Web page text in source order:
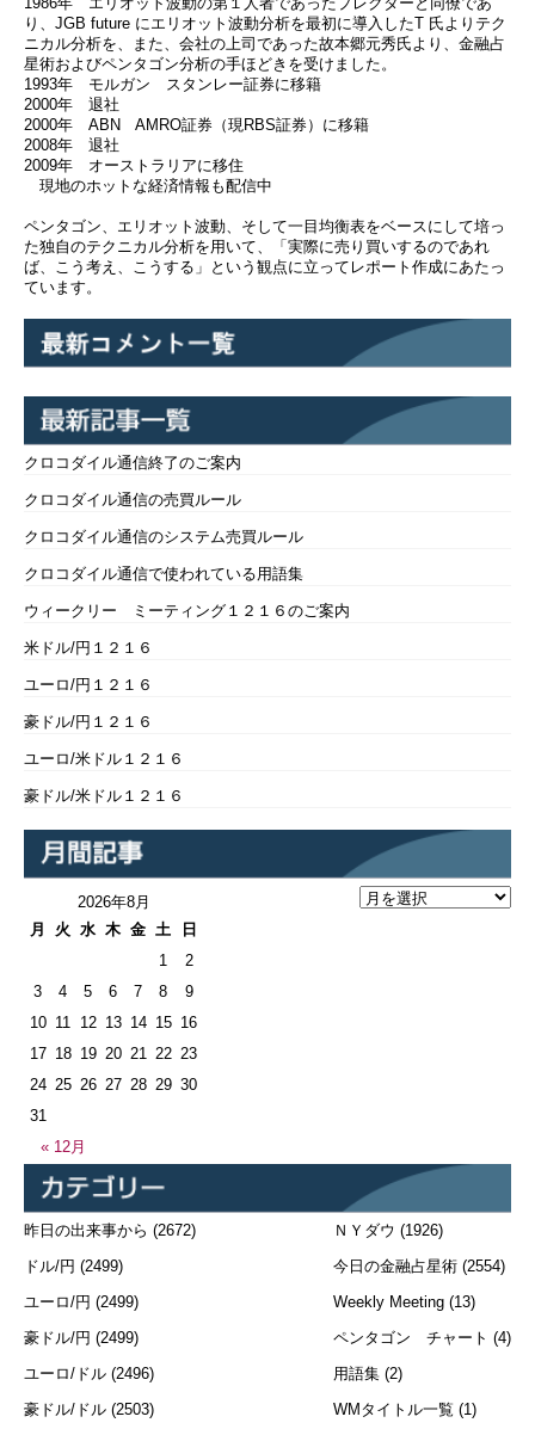
り、JGB future にエリオット波動分析を最初に導入したT 氏よりテク
ニカル分析を、また、会社の上司であった故本郷元秀氏より、金融占
星術およびペンタゴン分析の手ほどきを受けました。
1993年 モルガン スタンレー証券に移籍
2000年 退社
2000年 ABN AMRO証券（現RBS証券）に移籍
2008年 退社
2009年 オーストラリアに移住
現地のホットな経済情報も配信中
ペンタゴン、エリオット波動、そして一目均衡表をベースにして培っ
た独自のテクニカル分析を用いて、「実際に売り買いするのであれ
ば、こう考え、こうする」という観点に立ってレポート作成にあたっ
ています。
クロコダイル通信終了のご案内
クロコダイル通信の売買ルール
クロコダイル通信のシステム売買ルール
クロコダイル通信で使われている用語集
ウィークリー ミーティング１２１６のご案内
米ドル/円１２１６
ユーロ/円１２１６
豪ドル/円１２１６
ユーロ/米ドル１２１６
豪ドル/米ドル１２１６
2026年8月
月
火 水 木 金 土 日
« 12月
1
2
3
4 5 6 7 8
9
10 11 12 13 14 15 16
17 18 19 20 21 22 23
24 25 26 27 28 29 30
31
昨日の出来事から (2672)
ドル/円 (2499)
ユーロ/円 (2499)
豪ドル/円 (2499)
ユーロ/ドル (2496)
豪ドル/ドル (2503)
ＮＹダウ (1926)
今日の金融占星術 (2554)
Weekly Meeting (13)
ペンタゴン チャート (4)
用語集 (2)
WMタイトル一覧 (1)